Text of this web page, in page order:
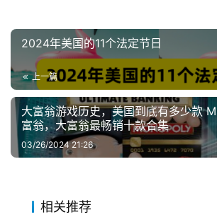
2024年美国的11个法定节日
上一篇
大富翁游戏历史，美国到底有多少款
富翁，大富翁最畅销十款合集
03/26/2024 21:26
相关推荐